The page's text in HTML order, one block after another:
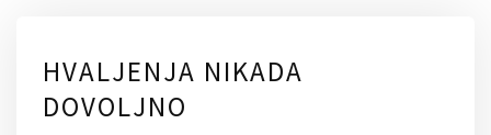
HVALJENJA NIKADA
DOVOLJNO